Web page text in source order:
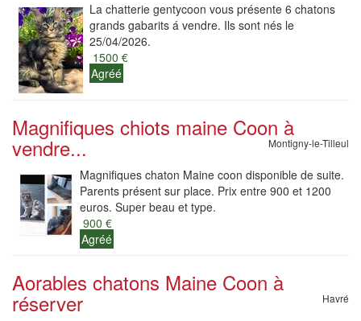
La chatterie gentycoon vous présente 6 chatons
grands gabarits á vendre. Ils sont nés le
25/04/2026.
1500 €
Agréé
Magnifiques chiots maine Coon à
vendre... Montigny-le-Tilleul
Magnifiques chaton Maine coon disponible de suite.
Parents présent sur place. Prix entre 900 et 1200
euros. Super beau et type.
900 €
Agréé
Aorables chatons Maine Coon à
réserver Havré